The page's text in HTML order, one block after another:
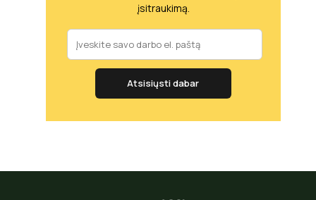
įsitraukimą.
Atsisiųsti dabar